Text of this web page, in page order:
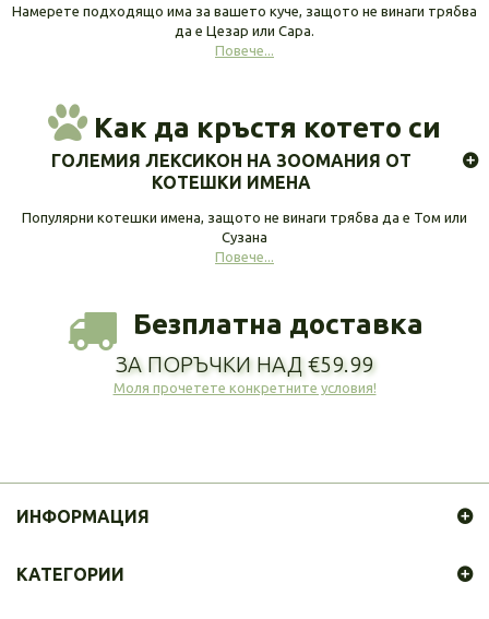
Намерете подходящо има за вашето куче, защото не винаги трябва
да е Цезар или Сара.
Повече...
Как да кръстя котето си
ГОЛЕМИЯ ЛЕКСИКОН НА ЗООМАНИЯ ОТ
КОТЕШКИ ИМЕНА
Популярни котешки имена, защото не винаги трябва да е Том или
Сузана
Повече...
Безплатна доставка
ЗА ПОРЪЧКИ НАД €59.99
Моля прочетете конкретните условия!
ИНФОРМАЦИЯ
КАТЕГОРИИ